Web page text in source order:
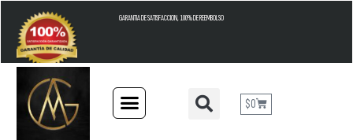
GARANTIA DE SATISFACCION, 100% DE REEMBOLSO
$0